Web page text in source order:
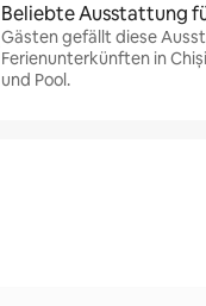
Beliebte Ausstattung
Gästen gefällt diese
Ferienunterkünften in
und Pool.